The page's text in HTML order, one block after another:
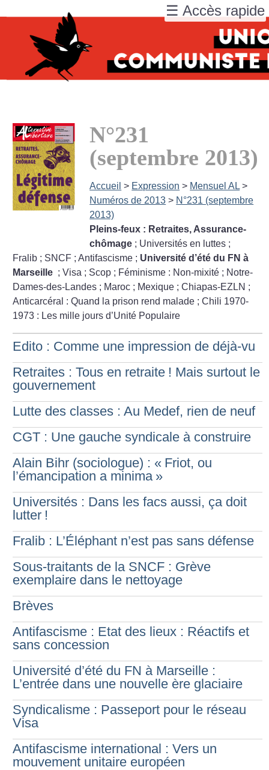
N°231
(septembre 2013)
Accueil > Expression > Mensuel AL >
Numéros de 2013 > N°231 (septembre
2013)
Pleins-feux : Retraites, Assurance-
chômage ; Universités en luttes ;
Fralib ; SNCF ; Antifascisme ; Université d’été du FN à
Marseille ; Visa ; Scop ; Féminisme : Non-mixité ; Notre-
Dames-des-Landes ; Maroc ; Mexique ; Chiapas-EZLN ;
Anticarcéral : Quand la prison rend malade ; Chili 1970-
1973 : Les mille jours d’Unité Populaire
Edito : Comme une impression de déjà-vu
Retraites : Tous en retraite ! Mais surtout le
gouvernement
Lutte des classes : Au Medef, rien de neuf
CGT : Une gauche syndicale à construire
Alain Bihr (sociologue) : « Friot, ou
l’émancipation a minima »
Universités : Dans les facs aussi, ça doit
lutter !
Fralib : L’Éléphant n’est pas sans défense
Sous-traitants de la SNCF : Grève
exemplaire dans le nettoyage
Brèves
Antifascisme : Etat des lieux : Réactifs et
sans concession
Université d’été du FN à Marseille :
L’entrée dans une nouvelle ère glaciaire
Syndicalisme : Passeport pour le réseau
Visa
Antifascisme international : Vers un
mouvement unitaire européen
☰ Accès rapide